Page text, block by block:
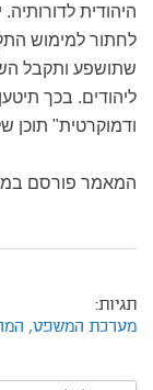
היהודית
לחתור למימוש
שתושפע ותקבל
ליהודים. בכך
ודמוקרטית" תוכן
המאמר פורסם
תגיות:
מערכת המשפט,